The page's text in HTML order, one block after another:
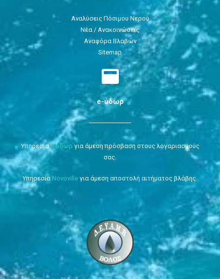
Αναλύσεις Πόσιμου Νερού
Νέα / Ανακοινώσεις
Αναφόρα Βλαβών
Sitemap
e-ύδωρ
Υπηρεσίαe-ύδωρ για άμεση πρόσβαση στους λογαριασμούς
σας.
Υπηρεσία Novoville για άμεση αποστολή αιτήματος βλάβης.